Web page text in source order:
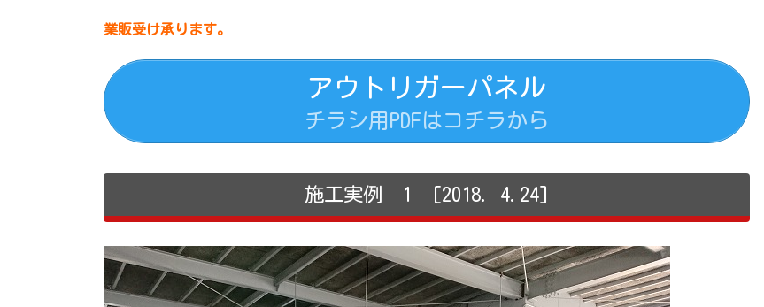
業販受け承ります。
アウトリガーパネル
チラシ用PDFはコチラから
施工実例 1 [2018. 4.24]